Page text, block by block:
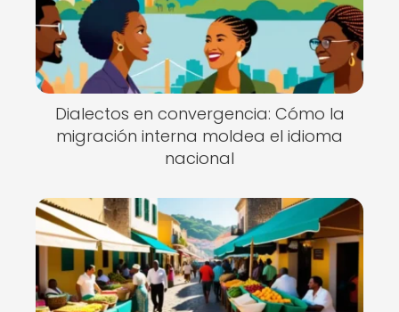
Dialectos en convergencia: Cómo la
migración interna moldea el idioma
nacional